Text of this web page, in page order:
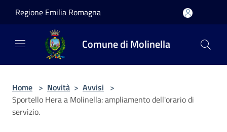
Regione Emilia Romagna
Comune di Molinella
Home > Novità > Avvisi >
Sportello Hera a Molinella: ampliamento dell'orario di
servizio.